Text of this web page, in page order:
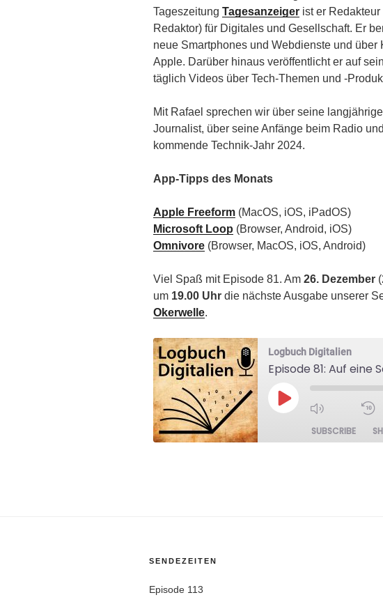
Tageszeitung Tagesanzeiger ist er
Redaktor) für Digitales und Gesellschaft. Er
neue Smartphones und Webdienste und
Apple. Darüber hinaus veröffentlicht er auf
täglich Videos über Tech-Themen und -
Mit Rafael sprechen wir über seine
Journalist, über seine Anfänge beim Radio
kommende Technik-Jahr 2024.
App-Tipps des Monats
Apple Freeform (MacOS, iOS, iPadOS)
Microsoft Loop (Browser, Android, iOS)
Omnivore (Browser, MacOS, iOS, Android)
Viel Spaß mit Episode 81. Am 26. Dezember
um 19.00 Uhr die nächste Ausgabe unserer
Okerwelle.
Logbuch Digitalien
Episode 81: Auf eine
Play
Mute/
Episode
SUBSCRIBE
SENDEZEITEN
Episode 113